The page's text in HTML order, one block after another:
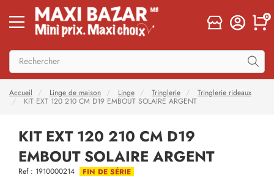
0
Accueil Linge de maison Linge Tringlerie
Tringlerie rideaux
KIT EXT 120 210 CM D19 EMBOUT SOLAIRE ARGENT
KIT EXT 120 210 CM D19
EMBOUT SOLAIRE ARGENT
Ref : 1910000214 FIN DE SÉRIE